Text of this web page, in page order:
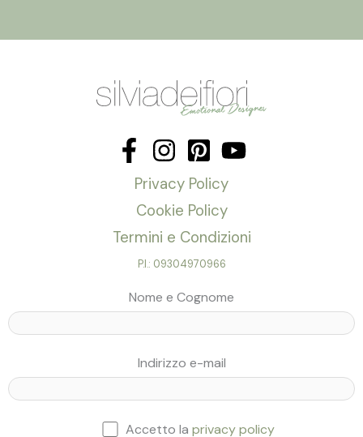
Privacy Policy
Cookie Policy
Termini e Condizioni
P.I.: 09304970966
Nome e Cognome
Indirizzo e-mail
Accetto laprivacy policy